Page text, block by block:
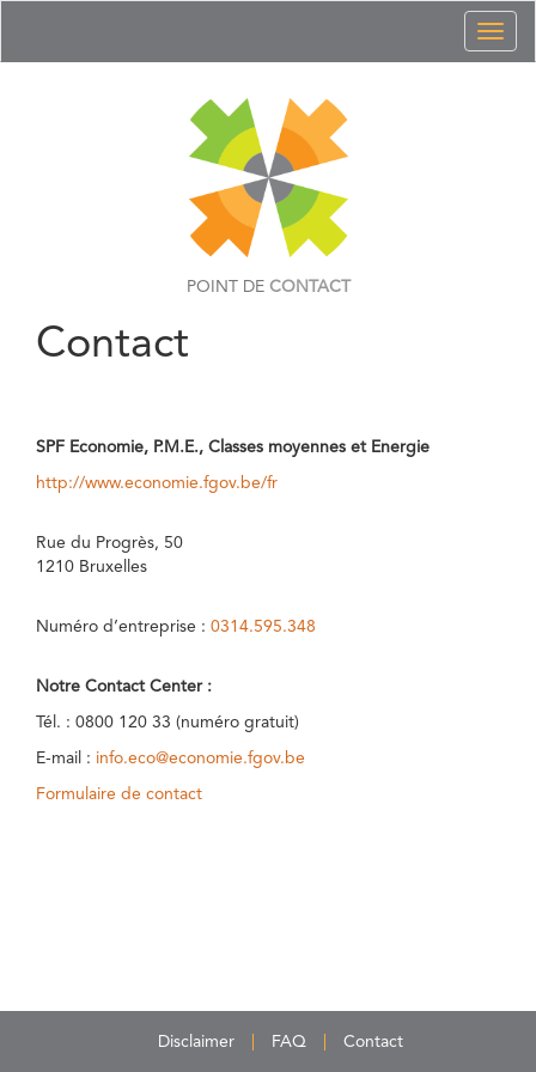
POINT DE CONTACT
Contact
SPF Economie, P.M.E., Classes moyennes et Energie
http://www.economie.fgov.be/fr
Rue du Progrès, 50
1210 Bruxelles
Numéro d’entreprise : 0314.595.348
Notre Contact Center :
Tél. : 0800 120 33 (numéro gratuit)
E-mail : info.eco@economie.fgov.be
Formulaire de contact
Disclaimer FAQ Contact